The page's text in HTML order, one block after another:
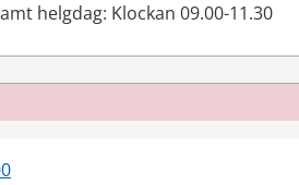
helgdag: Klockan 09.00-11.30